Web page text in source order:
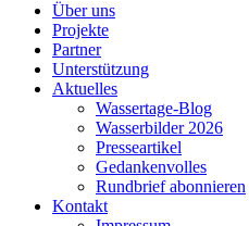
Über uns
Projekte
Partner
Unterstützung
Aktuelles
Wassertage-Blog
Wasserbilder 2026
Presseartikel
Gedankenvolles
Rundbrief abonnieren
Kontakt